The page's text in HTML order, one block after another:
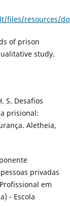
resources/
of prison
study.
S. Desafios
prisional:
Aletheia,
privadas
em
- Escola